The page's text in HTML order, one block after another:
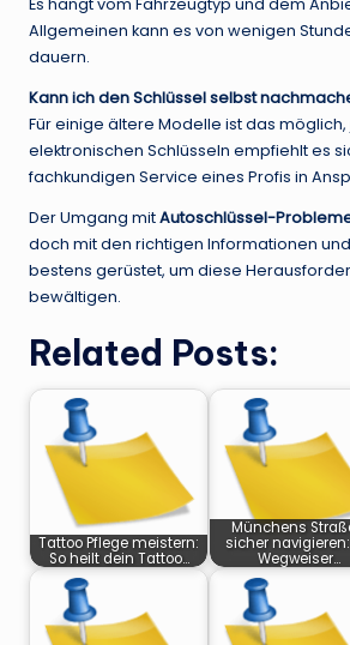
Allgemeinen kann es von wenigen
dauern.
Kann ich den Schlüssel selbst
Für einige ältere Modelle ist das
elektronischen Schlüsseln empfiehlt es
fachkundigen Service eines Profis in
Der Umgang mitAutoschlüssel-
doch mit den richtigen Informationen
bestens gerüstet, um diese
bewältigen.
Related Posts:
Tattoo Pflege meistern:
So heilt dein Tattoo…
Münchens
sicher
Wegweiser…